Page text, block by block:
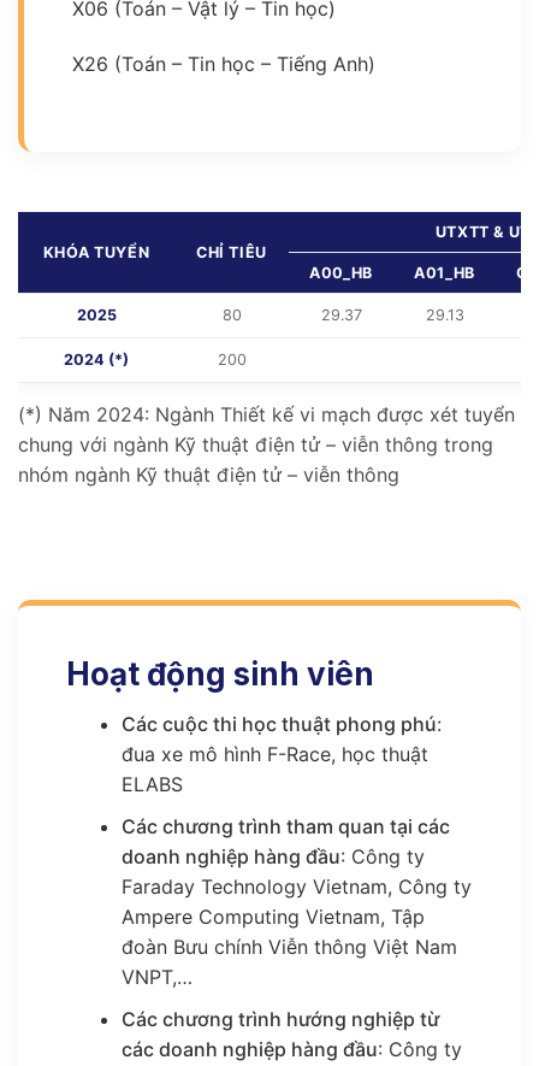
X06 (Toán – Vật lý – Tin học)
X26 (Toán – Tin học – Tiếng Anh)
KHÓA TUYỂN CHỈ TIÊU
UTXTT &
A00_HB A01_HB
2025 80 29.37 29.13
2024 (*) 200
(*) Năm 2024: Ngành Thiết kế vi mạch được xét tuyển
chung với ngành Kỹ thuật điện tử – viễn thông trong
nhóm ngành Kỹ thuật điện tử – viễn thông
Hoạt động sinh viên
Các cuộc thi học thuật phong phú:
đua xe mô hình F-Race, học thuật
ELABS
Các chương trình tham quan tại các
doanh nghiệp hàng đầu: Công ty
Faraday Technology Vietnam, Công ty
Ampere Computing Vietnam, Tập
đoàn Bưu chính Viễn thông Việt Nam
VNPT,…
Các chương trình hướng nghiệp từ
các doanh nghiệp hàng đầu: Công ty